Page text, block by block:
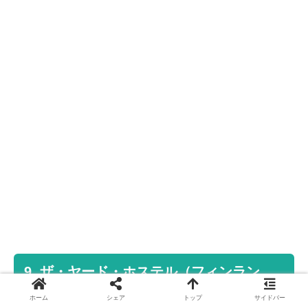
9. ザ・ヤード・ホステル（フィンラン
ド・ヘルシンキ）
ホーム シェア トップ サイドバー